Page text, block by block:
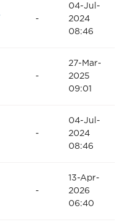
-
04-Jul-
2024
08:46
-
27-Mar-
2025
09:01
-
04-Jul-
2024
08:46
-
13-Apr-
2026
06:40